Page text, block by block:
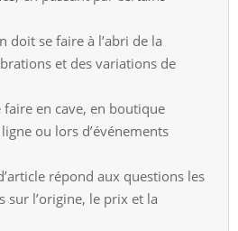
doit se faire à l’abri de la
et des variations de
faire en cave, en boutique
ou lors d’événements
répond aux questions les
sur l’origine, le prix et la